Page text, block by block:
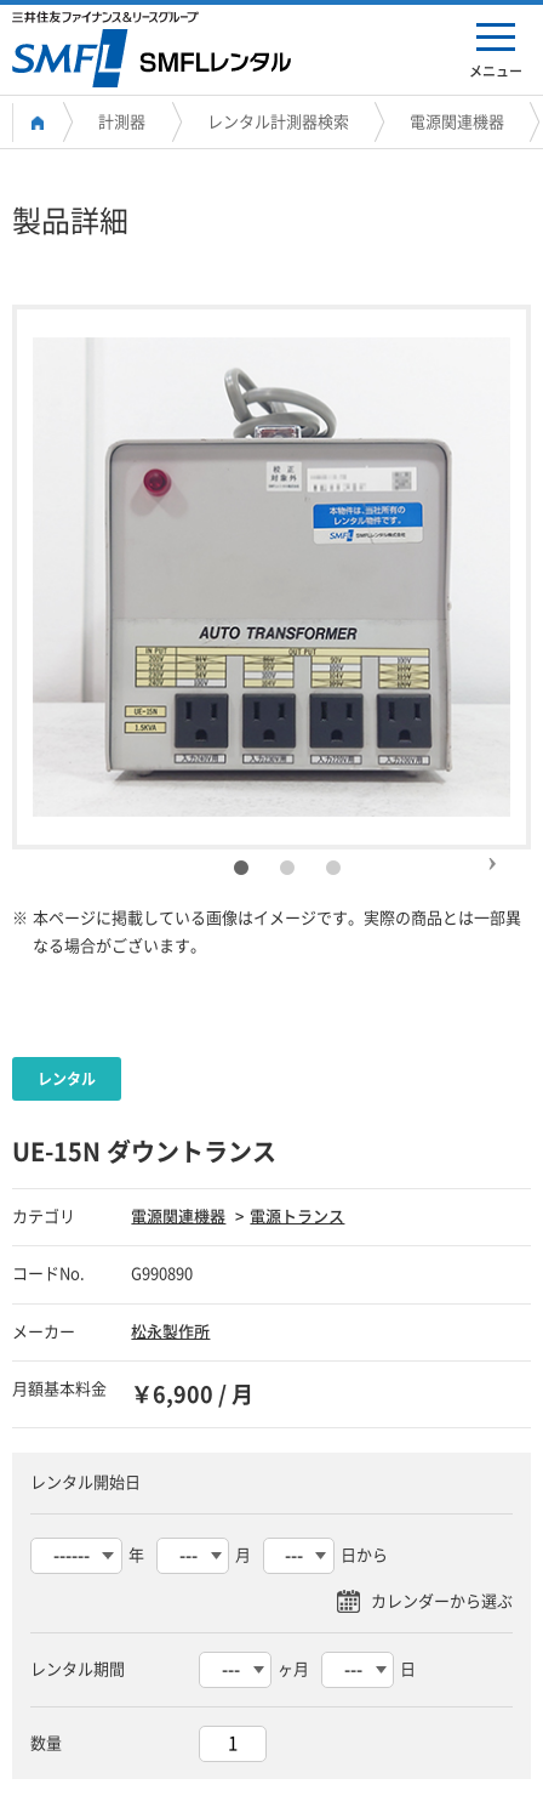
メニュー
計測器 レンタル計測器検索 電源関連機器
製品詳細
※ 本ページに掲載している画像はイメージです。実際の商品とは一部異
なる場合がございます。
UE-15N ダウントランス
カテゴリ 電源関連機器 電源トランス
コードNo. G990890
メーカー 松永製作所
月額基本料金 ￥6,900 / 月
レンタル開始日
年 月 日から
レンタル期間 ヶ月 日
数量